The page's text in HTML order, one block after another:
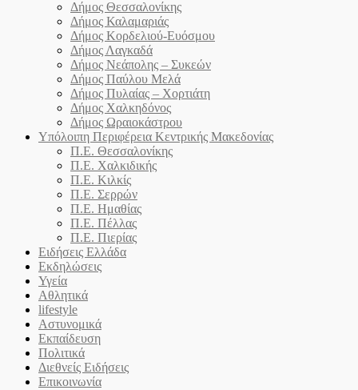
Δήμος Θεσσαλονίκης
Δήμος Καλαμαριάς
Δήμος Κορδελιού-Ευόσμου
Δήμος Λαγκαδά
Δήμος Νεάπολης – Συκεών
Δήμος Παύλου Μελά
Δήμος Πυλαίας – Χορτιάτη
Δήμος Χαλκηδόνος
Δήμος Ωραιοκάστρου
Υπόλοιπη Περιφέρεια Κεντρικής Μακεδονίας
Π.Ε. Θεσσαλονίκης
Π.Ε. Χαλκιδικής
Π.Ε. Κιλκίς
Π.Ε. Σερρών
Π.Ε. Ημαθίας
Π.Ε. Πέλλας
Π.Ε. Πιερίας
Ειδήσεις Ελλάδα
Εκδηλώσεις
Υγεία
Αθλητικά
lifestyle
Αστυνομικά
Εκπαίδευση
Πολιτικά
Διεθνείς Ειδήσεις
Επικοινωνία